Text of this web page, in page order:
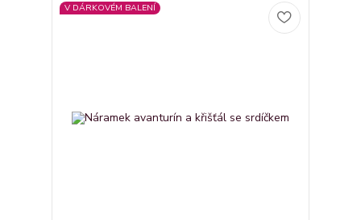
V DÁRKOVÉM BALENÍ